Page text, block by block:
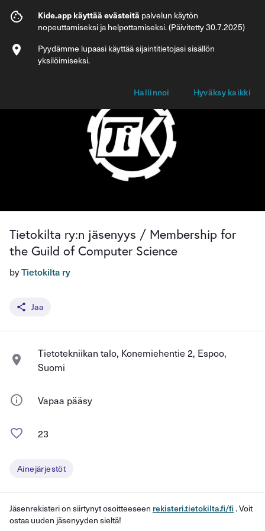
Tietokilta ry:n jäsenyys / Membership
Info
Tietokilta ry:n jäsenyys / Membership for
the Guild of Computer Science
byTietokilta ry
Jaa
Tietotekniikan talo, Konemiehentie 2, Espoo,
Suomi
Vapaa pääsy
23
Ainejärjestöt
Jäsenrekisteri on siirtynyt osoitteeseen rekisteri.tietokilta.fi/fi. Voit
ostaa uuden jäsenyyden sieltä!
Kide.app käyttää evästeitä palvelun käytön
nopeuttamiseksi ja helpottamiseksi. (Päivitetty 30.7.2025)
Pyydämme lupaasi käyttää sijaintitietojasi sisällön
yksilöimiseksi.
Hallinnoi Hyväksy kaikki